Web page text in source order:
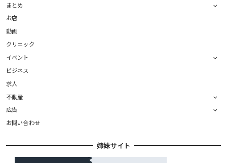
まとめ
お店
動画
クリニック
イベント
ビジネス
求人
不動産
広告
お問い合わせ
姉妹サイト